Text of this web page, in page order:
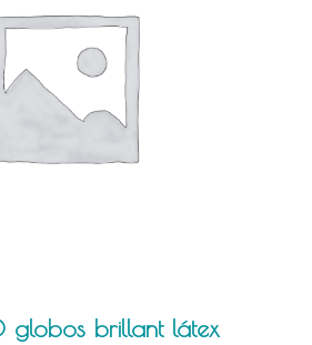
globos brillant látex